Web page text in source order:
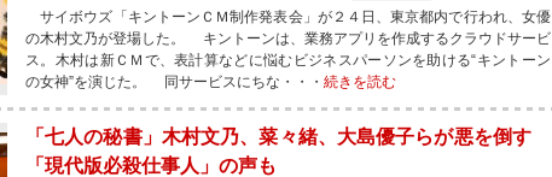
サイボウズ「キントーンＣＭ制作発表会」が２４日、東京都内で行われ、女優
の木村文乃が登場した。 キントーンは、業務アプリを作成するクラウドサービ
ス。木村は新ＣＭで、表計算などに悩むビジネスパーソンを助ける“キントーン
の女神”を演じた。 同サービスにちな・・・ 続きを読む
「七人の秘書」木村文乃、菜々緒、大島優子らが悪を倒す
「現代版必殺仕事人」の声も